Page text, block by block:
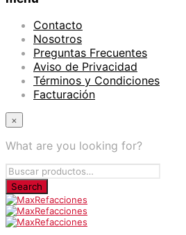
Contacto
Nosotros
Preguntas Frecuentes
Aviso de Privacidad
Términos y Condiciones
Facturación
×
What are you looking for?